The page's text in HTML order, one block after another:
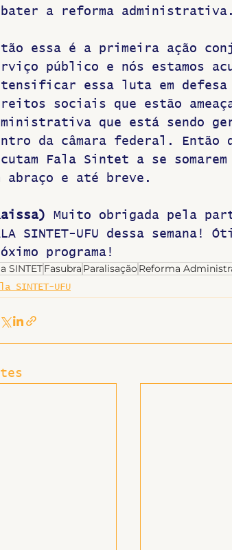
a reforma
essa é a primeira ação
público e nós estamos
essa luta em defesa
sociais que estão
que está sendo
da câmara federal. Então
Fala Sintet a se
abraço e até breve.
Muito obrigada pela
SINTET-UFU dessa
programa!
SINTETFasubra Paralisação Reforma
SINTET-UFU